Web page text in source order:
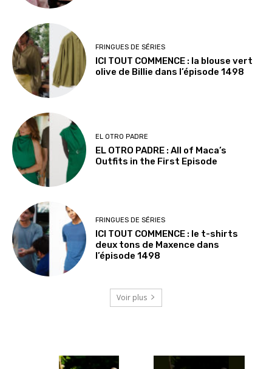
FRINGUES DE SÉRIES
ICI TOUT COMMENCE : la blouse vert
olive de Billie dans l’épisode 1498
EL OTRO PADRE
EL OTRO PADRE : All of Maca’s
Outfits in the First Episode
FRINGUES DE SÉRIES
ICI TOUT COMMENCE : le t-shirts
deux tons de Maxence dans
l’épisode 1498
Voir plus
×